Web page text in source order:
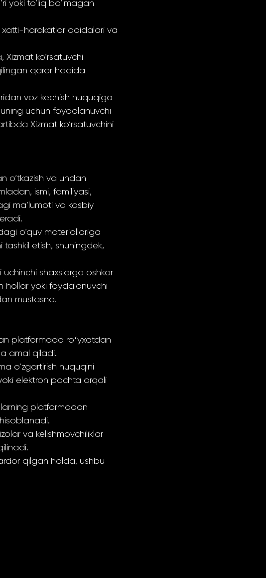
yoki to‘liq bo‘lmagan
xatti-harakatlar qoidalari va
ko‘rsatuvchi
qaror haqida
voz kechish huquqiga
uchun foydalanuvchi
Xizmat ko‘rsatuvchini
o‘tkazish va undan
ismi, familiyasi,
ma‘lumoti va kasbiy
o‘quv materiallariga
tashkil etish, shuningdek,
uchinchi shaxslarga oshkor
hollar yoki foydalanuvchi
mustasno.
platformada roʻyxatdan
amal qiladi.
o‘zgartirish huquqini
elektron pochta orqali
platformadan
va kelishmovchiliklar
qilgan holda, ushbu